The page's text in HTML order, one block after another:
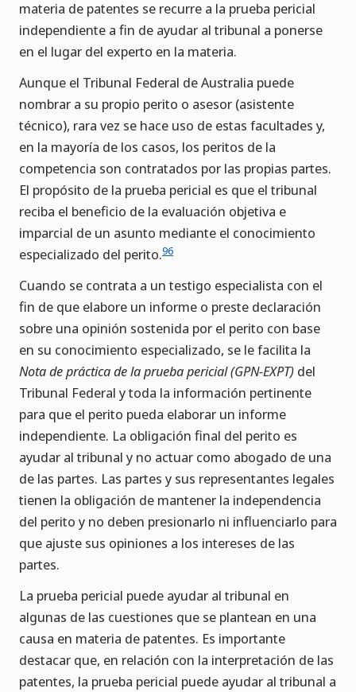
materia de patentes se recurre a la prueba pericial
independiente a fin de ayudar al tribunal a ponerse
en el lugar del experto en la materia.
Aunque el Tribunal Federal de Australia puede
nombrar a su propio perito o asesor (asistente
técnico), rara vez se hace uso de estas facultades y,
en la mayoría de los casos, los peritos de la
competencia son contratados por las propias partes.
El propósito de la prueba pericial es que el tribunal
reciba el beneficio de la evaluación objetiva e
imparcial de un asunto mediante el conocimiento
especializado del perito.96
Cuando se contrata a un testigo especialista con el
fin de que elabore un informe o preste declaración
sobre una opinión sostenida por el perito con base
en su conocimiento especializado, se le facilita la
Nota de práctica de la prueba pericial(GPN-EXPT) del
Tribunal Federal y toda la información pertinente
para que el perito pueda elaborar un informe
independiente. La obligación final del perito es
ayudar al tribunal y no actuar como abogado de una
de las partes. Las partes y sus representantes legales
tienen la obligación de mantener la independencia
del perito y no deben presionarlo ni influenciarlo para
que ajuste sus opiniones a los intereses de las
partes.
La prueba pericial puede ayudar al tribunal en
algunas de las cuestiones que se plantean en una
causa en materia de patentes. Es importante
destacar que, en relación con la interpretación de las
patentes, la prueba pericial puede ayudar al tribunal a